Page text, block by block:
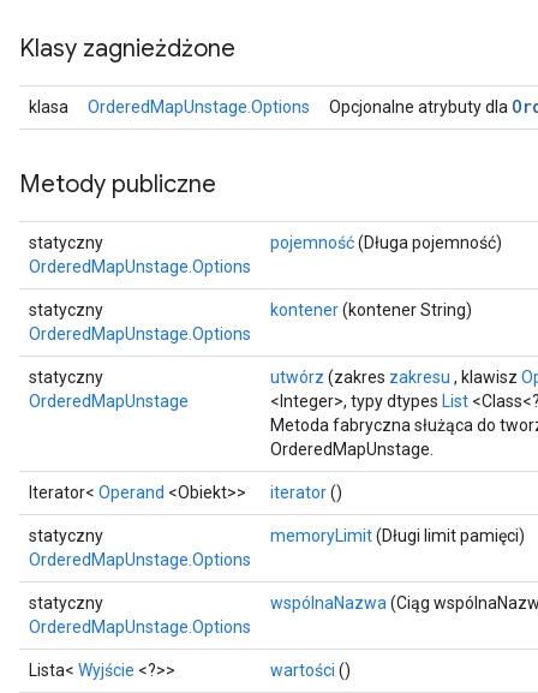
Klasy zagnieżdżone
klasa OrderedMapUnstage.Options Opcjonalne atrybuty dla
Metody publiczne
statyczny
OrderedMapUnstage.Options
pojemność(Długa pojemność)
statyczny
OrderedMapUnstage.Options
kontener(kontener String)
statyczny
OrderedMapUnstage
utwórz (zakres zakresu , klawisz
<Integer>, typy dtypes List
Metoda fabryczna służąca do
OrderedMapUnstage.
Iterator< Operand <Obiekt>> iterator()
statyczny
OrderedMapUnstage.Options
memoryLimit(Długi limit pamięci)
statyczny
OrderedMapUnstage.Options
wspólnaNazwa (Ciąg
Lista< Wyjście <?>> wartości ()